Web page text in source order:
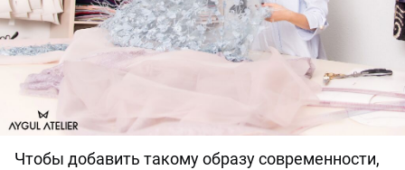
Чтобы добавить такому образу современности,